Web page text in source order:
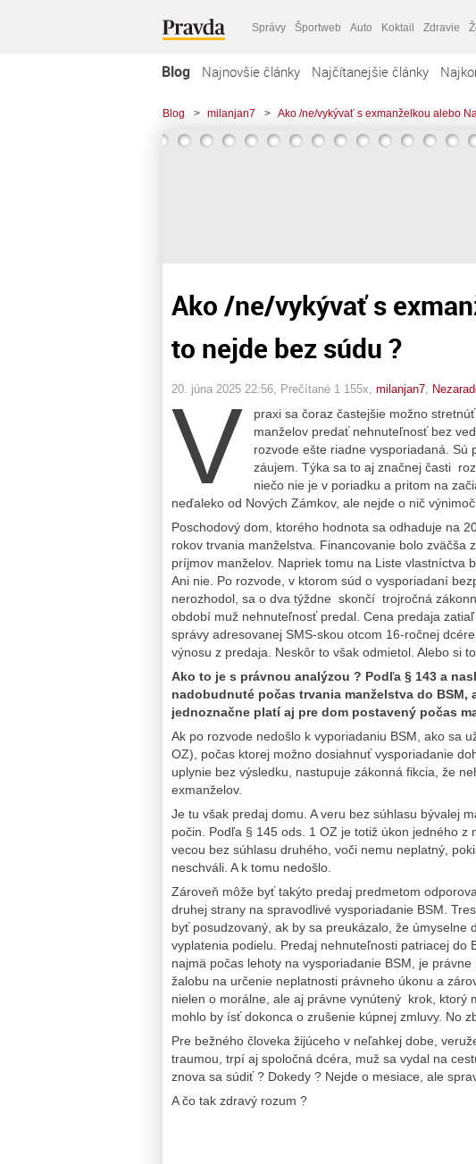
Správy Športweb Auto Koktail Zdravie
Blog Najnovšie články Najčítanejšie články
Blog > milanjan7 > Ako /ne/vykývať s exmanželkou alebo
Ako /ne/vykývať s
to nejde bez súdu ?
20. júna 2025 22:56 , Prečítané 1 155x, milanjan7
V
praxi sa čoraz častejšie možno
manželov predať nehnuteľnosť bez
rozvode ešte riadne vysporiadaná. Sú
záujem. Týka sa to aj značnej časti
niečo nie je v poriadku a pritom na
neďaleko od Nových Zámkov, ale nejde o nič
Poschodový dom, ktorého hodnota sa odhaduje na
rokov trvania manželstva. Financovanie bolo zväčša
príjmov manželov. Napriek tomu na Liste vlastníctva
Ani nie. Po rozvode, v ktorom súd o vysporiadaní
nerozhodol, sa o dva týždne skončí trojročná
období muž nehnuteľnosť predal. Cena predaja
správy adresovanej SMS-skou otcom 16-ročnej
výnosu z predaja. Neskôr to však odmietol. Alebo si
Ako to je s právnou analýzou ? Podľa § 143 a
nadobudnuté počas trvania manželstva do BSM,
jednoznačne platí aj pre dom postavený počas
Ak po rozvode nedošlo k vyporiadaniu BSM, ako sa
OZ), počas ktorej možno dosiahnuť vysporiadanie
uplynie bez výsledku, nastupuje zákonná fikcia, že
exmanželov.
Je tu však predaj domu. A veru bez súhlasu bývalej
počin. Podľa § 145 ods. 1 OZ je totiž úkon jedného z
vecou bez súhlasu druhého, voči nemu neplatný,
neschváli. A k tomu nedošlo.
Zároveň môže byť takýto predaj predmetom
druhej strany na spravodlivé vysporiadanie BSM.
byť posudzovaný, ak by sa preukázalo, že úmyselne
vyplatenia podielu. Predaj nehnuteľnosti patriacej do
najmä počas lehoty na vysporiadanie BSM, je
žalobu na určenie neplatnosti právneho úkonu a
nielen o morálne, ale aj právne vynútený krok, ktorý
mohlo by ísť dokonca o zrušenie kúpnej zmluvy. No
Pre bežného človeka žijúceho v neľahkej dobe,
traumou, trpí aj spoločná dcéra, muž sa vydal na
znova sa súdiť ? Dokedy ? Nejde o mesiace, ale
A čo tak zdravý rozum ?